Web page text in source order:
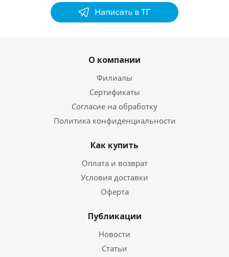
О компании
Филиалы
Сертификаты
Согласие на обработку
Политика конфиденциальности
Как купить
Оплата и возврат
Условия доставки
Оферта
Публикации
Новости
Статьи